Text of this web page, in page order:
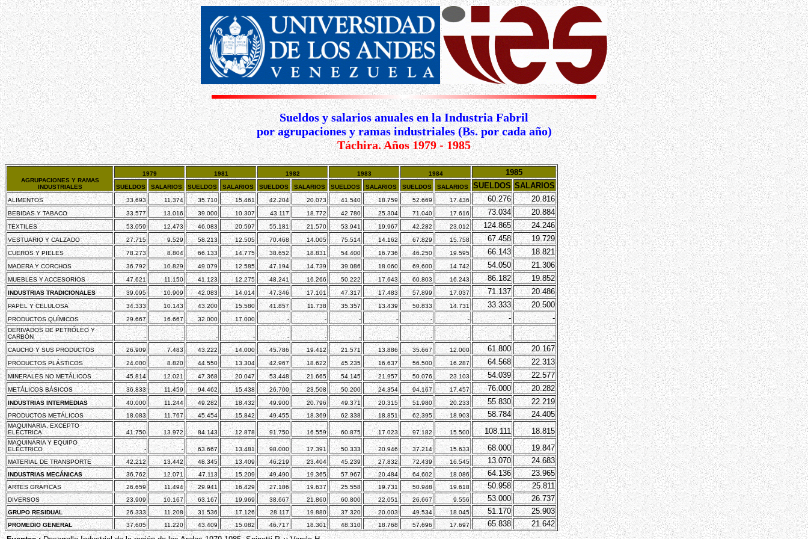
Sueldos y salarios anuales en la Industria Fabril
por agrupaciones y ramas industriales (Bs. por cada año)
Táchira. Años 1979 - 1985
AGRUPACIONES Y RAMAS
INDUSTRIALES
1979 1981 1982 1983 1984 1985
SUELDOS SALARIOS SUELDOS SALARIOS SUELDOS SALARIOS SUELDOS SALARIOS SUELDOS SALARIOS SUELDOS SALARIOS
ALIMENTOS 33.693 11.374 35.710 15.461 42.204 20.073 41.540 18.759 52.669 17.436 60.276 20.816
BEBIDAS Y TABACO 33.577 13.016 39.000 10.307 43.117 18.772 42.780 25.304 71.040 17.616 73.034 20.884
TEXTILES 53.059 12.473 46.083 20.597 55.181 21.570 53.941 19.967 42.282 23.012 124.865 24.246
VESTUARIO Y CALZADO 27.715 9.529 58.213 12.505 70.468 14.005 75.514 14.162 67.829 15.758 67.458 19.729
CUEROS Y PIELES 78.273 8.804 66.133 14.775 38.652 18.831 54.400 16.736 46.250 19.595 66.143 18.821
MADERA Y CORCHOS 36.792 10.829 49.079 12.585 47.194 14.739 39.086 18.060 69.600 14.742 54.050 21.306
MUEBLES Y ACCESORIOS 47.621 11.150 41.123 12.275 48.241 16.266 50.222 17.643 60.803 16.243 86.182 19.852
INDUSTRIAS TRADICIONALES 39.095 10.909 42.083 14.014 47.346 17.101 47.317 17.483 57.899 17.037 71.137 20.486
PAPEL Y CELULOSA 34.333 10.143 43.200 15.580 41.857 11.738 35.357 13.439 50.833 14.731 33.333 20.500
PRODUCTOS QUÍMICOS 29.667 16.667 32.000 17.000 - - - - - - - -
DERIVADOS DE PETRÓLEO Y
CARBÓN
- - - - - - - - - - - -
CAUCHO Y SUS PRODUCTOS 26.909 7.483 43.222 14.000 45.786 19.412 21.571 13.886 35.667 12.000 61.800 20.167
PRODUCTOS PLÁSTICOS 24.000 8.820 44.550 13.304 42.967 18.622 45.235 16.637 56.500 16.287 64.568 22.313
MINERALES NO METÁLICOS 45.814 12.021 47.368 20.047 53.448 21.665 54.145 21.957 50.076 23.103 54.039 22.577
METÁLICOS BÁSICOS 36.833 11.459 94.462 15.438 26.700 23.508 50.200 24.354 94.167 17.457 76.000 20.282
INDUSTRIAS INTERMEDIAS 40.000 11.244 49.282 18.432 49.900 20.796 49.371 20.315 51.980 20.233 55.830 22.219
PRODUCTOS METÁLICOS 18.083 11.767 45.454 15.842 49.455 18.369 62.338 18.851 62.395 18.903 58.784 24.405
MAQUINARIA, EXCEPTO
ELÉCTRICA
41.750 13.972 84.143 12.878 91.750 16.559 60.875 17.023 97.182 15.500 108.111 18.815
MAQUINARIA Y EQUIPO
ELÉCTRICO
- - 63.667 13.481 98.000 17.391 50.333 20.946 37.214 15.633 68.000 19.847
MATERIAL DE TRANSPORTE 42.212 13.442 48.345 13.409 46.219 23.404 45.239 27.832 72.439 16.545 13.070 24.683
INDUSTRIAS MECÁNICAS 36.762 12.071 47.113 15.209 49.490 19.365 57.967 20.484 64.602 18.086 64.136 23.965
ARTES GRAFICAS 26.659 11.494 29.941 16.429 27.186 19.637 25.558 19.731 50.948 19.618 50.958 25.811
DIVERSOS 23.909 10.167 63.167 19.969 38.667 21.860 60.800 22.051 26.667 9.556 53.000 26.737
GRUPO RESIDUAL 26.333 11.208 31.536 17.126 28.117 19.880 37.320 20.003 49.534 18.045 51.170 25.903
PROMEDIO GENERAL 37.605 11.220 43.409 15.082 46.717 18.301 48.310 18.768 57.696 17.697 65.838
21.642